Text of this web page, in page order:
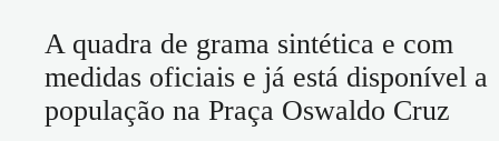
A quadra de grama sintética e com
medidas oficiais e já está disponível a
população na Praça Oswaldo Cruz